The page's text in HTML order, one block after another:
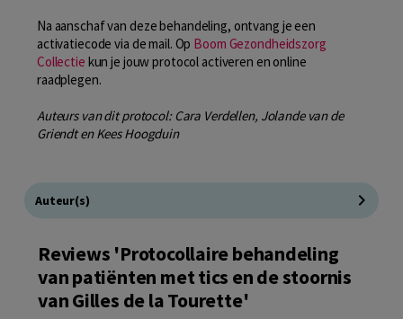
Na aanschaf van deze behandeling, ontvang je een
activatiecode via de mail. Op Boom Gezondheidszorg
Collectie kun je jouw protocol activeren en online
raadplegen.
Auteurs van dit protocol: Cara Verdellen, Jolande van de
Griendt en Kees Hoogduin
Auteur(s)
Reviews 'Protocollaire behandeling
van patiënten met tics en de stoornis
van Gilles de la Tourette'